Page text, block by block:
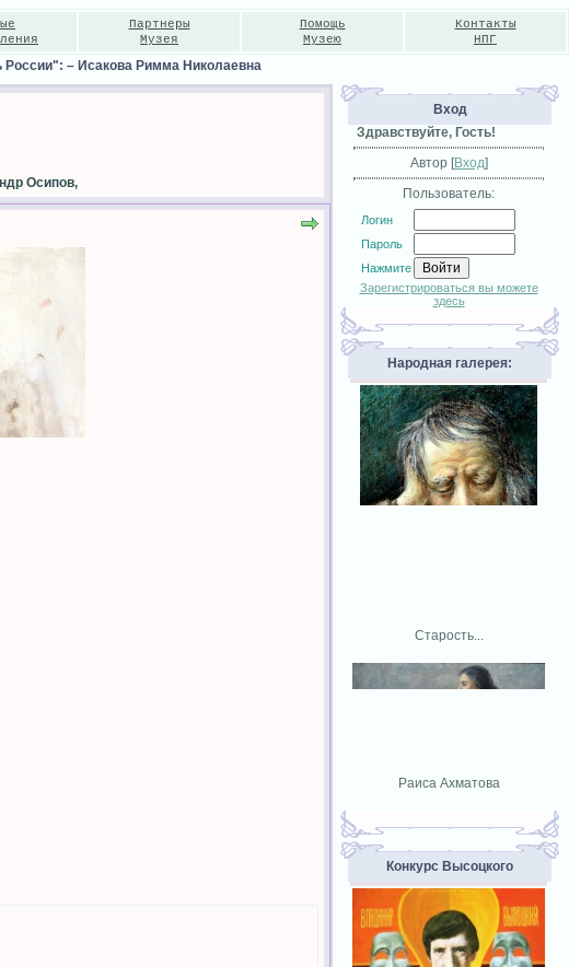
Партнеры
Музея
Помощь
Музею
Контакты
НПГ
России": – Исакова Римма Николаевна
Осипов,
Вход
Здравствуйте, Гость!
Автор [Вход]
Пользователь:
Логин
Пароль
Нажмите
Зарегистрироваться вы можете
здесь
Народная галерея:
Старость...
Раиса Ахматова
Конкурс Высоцкого